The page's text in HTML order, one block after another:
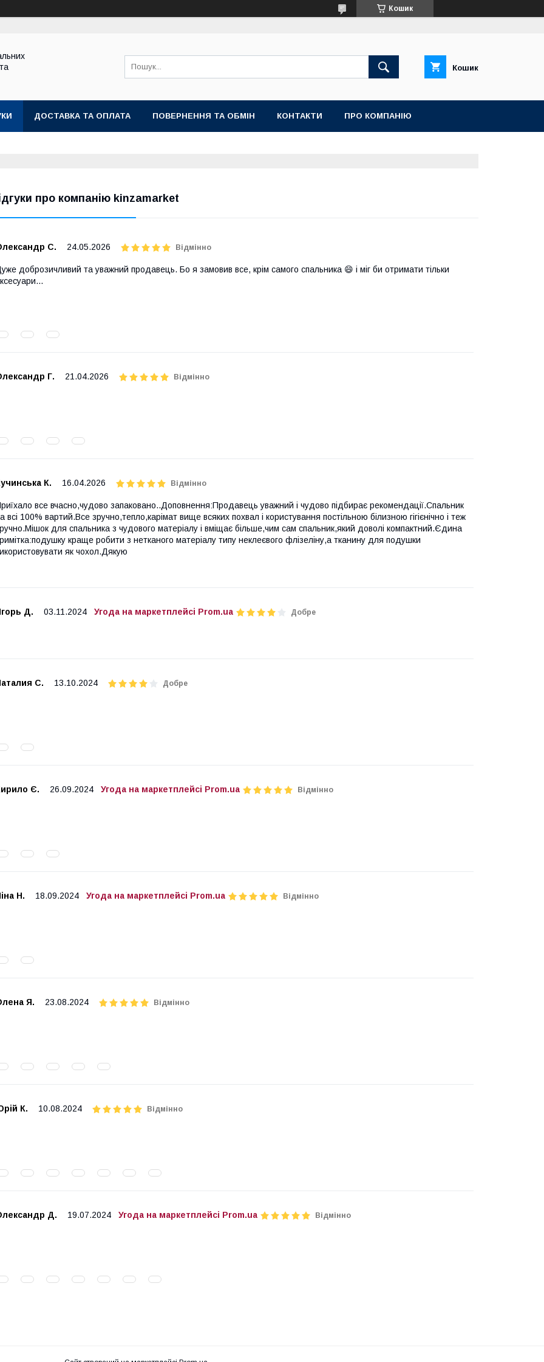
Кошик
Кошик
ДОСТАВКА ТА ОПЛАТА ПОВЕРНЕННЯ ТА ОБМІН КОНТАКТИ ПРО КОМПАНІЮ
про компанію kinzamarket
С. 24.05.2026 Відмінно
доброзичливий та уважний продавець. Бо я замовив все, крім самого спальника 😄 і міг би отримати тільки
Г. 21.04.2026 Відмінно
К. 16.04.2026 Відмінно
все вчасно,чудово запаковано..Доповнення:Продавець уважний і чудово підбирає рекомендації.Спальник
всі 100% вартий.Все зручно,тепло,карімат вище всяких похвал і користування постільною білизною гігієнічно і теж
для спальника з чудового матеріалу і вміщає більше,чим сам спальник,який доволі компактний.Єдина
краще робити з нетканого матеріалу типу неклеєвого флізеліну,а тканину для подушки
як чохол.Дякую
Д. 03.11.2024 Угода на маркетплейсі Prom.ua Добре
С. 13.10.2024 Добре
Є. 26.09.2024 Угода на маркетплейсі Prom.ua Відмінно
Н. 18.09.2024 Угода на маркетплейсі Prom.ua Відмінно
Я. 23.08.2024 Відмінно
К. 10.08.2024 Відмінно
Д. 19.07.2024 Угода на маркетплейсі Prom.ua Відмінно